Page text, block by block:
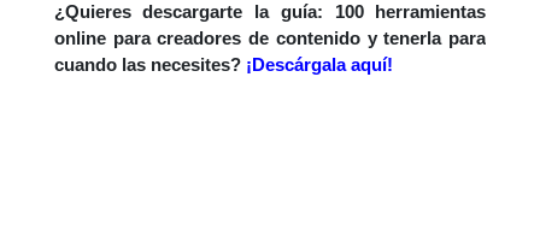
¿Quieres descargarte la guía: 100 herramientas
online para creadores de contenido y tenerla para
cuando las necesites? ¡Descárgala aquí!